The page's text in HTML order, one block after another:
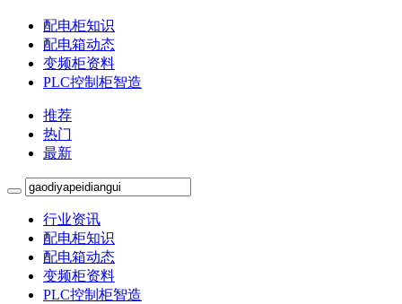
配电柜知识
配电箱动态
变频柜资料
PLC控制柜智造
推荐
热门
最新
行业资讯
配电柜知识
配电箱动态
变频柜资料
PLC控制柜智造